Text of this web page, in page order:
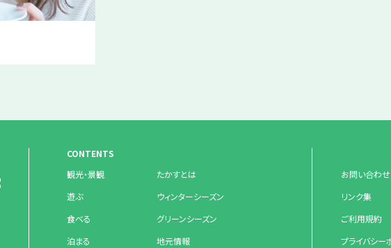
CONTENTS
観光・景観
遊ぶ
食べる
泊まる
たかすとは
ウィンターシーズン
グリーンシーズン
地元情報
お問い合わせ
リンク集
ご利用規約
プライバシー